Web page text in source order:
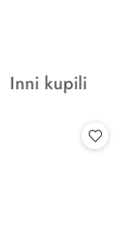
Produkty
Inni kupili